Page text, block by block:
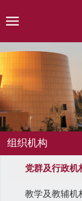
组织机构
党群及行政机
教学及教辅机